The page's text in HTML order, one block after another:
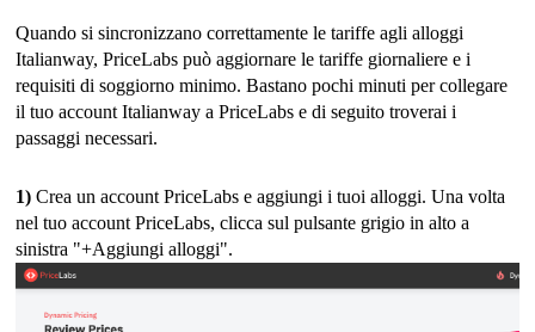
Quando si sincronizzano correttamente le tariffe agli alloggi
Italianway, PriceLabs può aggiornare le tariffe giornaliere e i
requisiti di soggiorno minimo. Bastano pochi minuti per collegare
il tuo account Italianway a PriceLabs e di seguito troverai i
passaggi necessari.
1) Crea un account PriceLabs e aggiungi i tuoi alloggi. Una volta
nel tuo account PriceLabs, clicca sul pulsante grigio in alto a
sinistra "+Aggiungi alloggi".